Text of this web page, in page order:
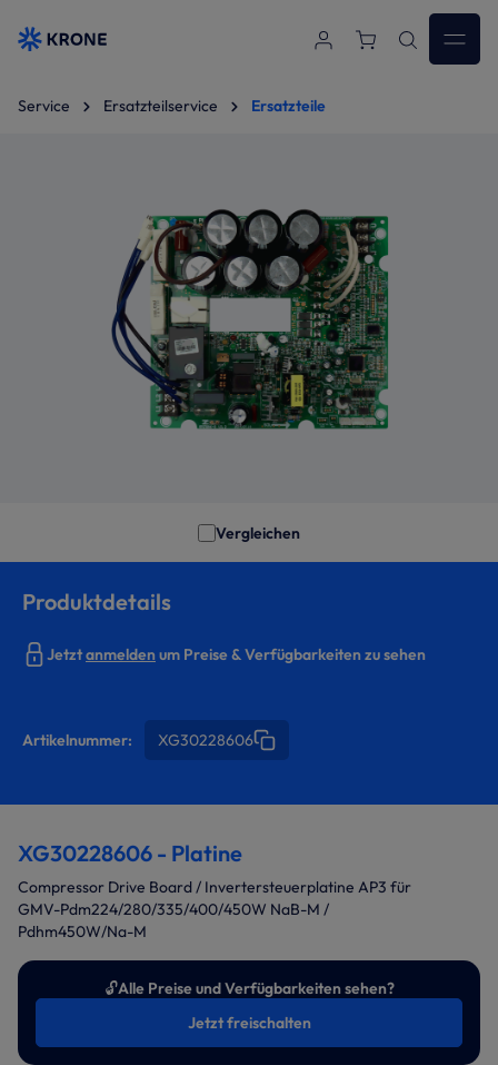
Zum Hauptinhalt springen
Service Ersatzteilservice Ersatzteile
Vergleichen
Produktdetails
Jetztanmeldenum Preise & Verfügbarkeiten zu sehen
Artikelnummer: XG30228606
XG30228606 - Platine
Compressor Drive Board / Invertersteuerplatine AP3 für
GMV-Pdm224/280/335/400/450W NaB-M /
Pdhm450W/Na-M
🔓Alle Preise und Verfügbarkeiten sehen?
Jetzt freischalten